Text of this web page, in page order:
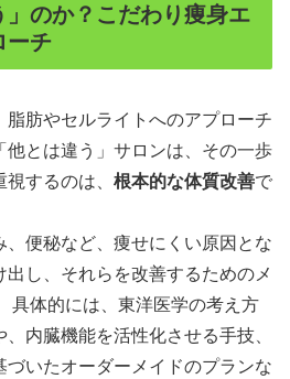
」のか？こだわり痩身エ
ーチ
肪やセルライトへのアプローチ
他とは違う」サロンは、その一歩
するのは、 根本的な体質改善で
便秘など、痩せにくい原因とな
出し、それらを改善するためのメ
具体的には、東洋医学の考え方
内臓機能を活性化させる手技、
づいたオーダーメイドのプランな